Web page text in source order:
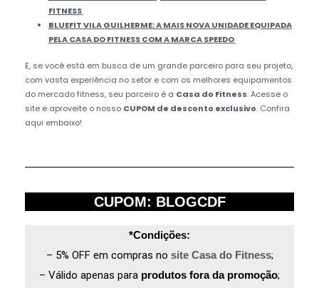
FITNESS
BLUEFIT VILA GUILHERME: A MAIS NOVA UNIDADE EQUIPADA
PELA CASA DO FITNESS COM A MARCA SPEEDO
E, se você está em busca de um grande parceiro para seu projeto,
com vasta experiência no setor e com os melhores equipamentos
do mercado fitness, seu parceiro é a Casa do Fitness. Acesse o
site e aproveite o nosso CUPOM de desconto exclusivo. Confira
aqui embaixo!
CUPOM: BLOGCDF
*Condições:
– 5% OFF em compras no site Casa do Fitness;
– Válido apenas para produtos fora da promoção;